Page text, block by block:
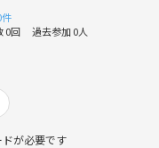
件
0回 過去参加 0人
が必要です